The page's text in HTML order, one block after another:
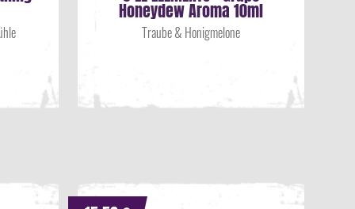
Honeydew Aroma 10ml
Traube & Honigmelone